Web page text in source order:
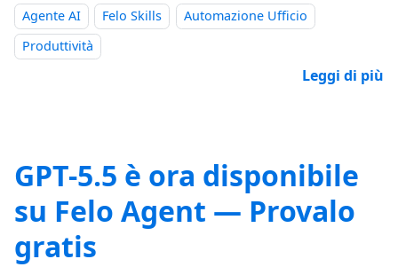
Agente AI
Felo Skills
Automazione Ufficio
Produttività
Leggi di più
GPT-5.5 è ora disponibile
su Felo Agent — Provalo
gratis